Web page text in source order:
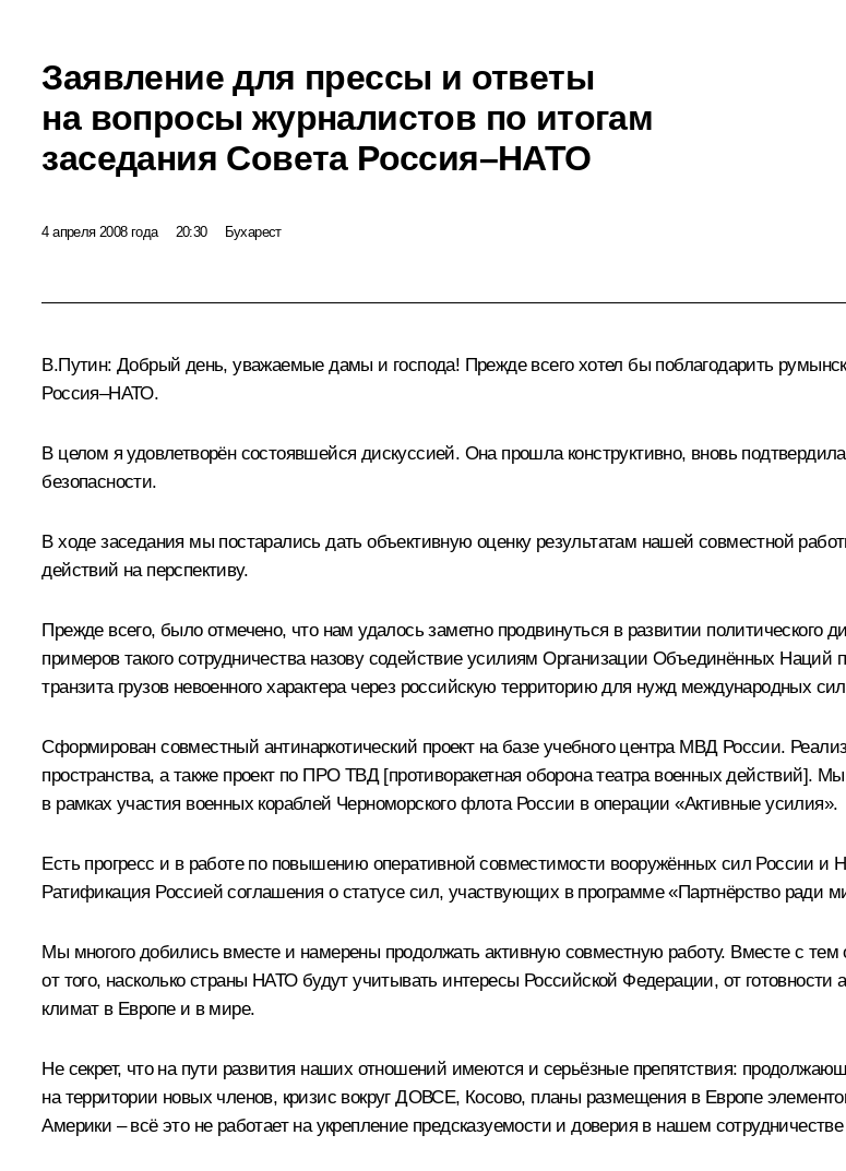
Заявление для прессы и ответы
на вопросы журналистов по итогам
заседания Совета Россия–НАТО
4 апреля 2008 года 20:30 Бухарест
В.Путин: Добрый день, уважаемые дамы и господа! Прежде всего хотел бы поблагодарить
Россия–НАТО.
В целом я удовлетворён состоявшейся дискуссией. Она прошла конструктивно, вновь
безопасности.
В ходе заседания мы постарались дать объективную оценку результатам нашей совместной
действий на перспективу.
Прежде всего, было отмечено, что нам удалось заметно продвинуться в развитии политического
примеров такого сотрудничества назову содействие усилиям Организации Объединённых
транзита грузов невоенного характера через российскую территорию для нужд международных
Сформирован совместный антинаркотический проект на базе учебного центра МВД России.
пространства, а также проект по ПРО ТВД [противоракетная оборона театра военных действий].
в рамках участия военных кораблей Черноморского флота России в операции «Активные усилия».
Есть прогресс и в работе по повышению оперативной совместимости вооружённых сил России и
Ратификация Россией соглашения о статусе сил, участвующих в программе «Партнёрство ради
Мы многого добились вместе и намерены продолжать активную совместную работу. Вместе с тем
от того, насколько страны НАТО будут учитывать интересы Российской Федерации, от
климат в Европе и в мире.
Не секрет, что на пути развития наших отношений имеются и серьёзные препятствия:
на территории новых членов, кризис вокруг ДОВСЕ, Косово, планы размещения в Европе
Америки – всё это не работает на укрепление предсказуемости и доверия в нашем